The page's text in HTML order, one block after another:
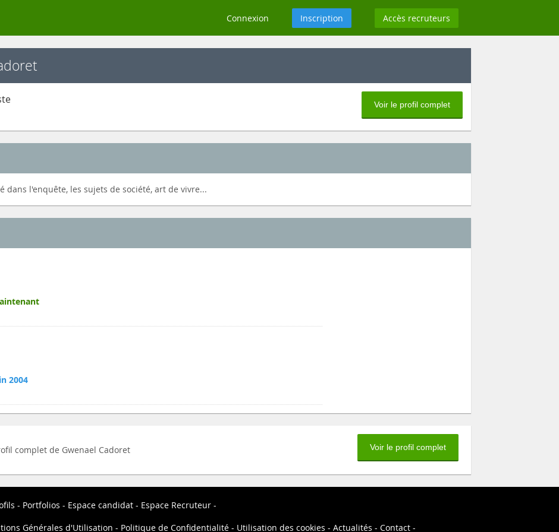
Connexion Inscription Accès recruteurs
Voir le profil complet
dans l'enquête, les sujets de société, art de vivre...
2004
complet de Gwenael Cadoret Voir le profil complet
Portfolios Espace candidat
Espace Recruteur
Générales d'Utilisation Politique de Confidentialité Utilisation des cookies Actualités Contact